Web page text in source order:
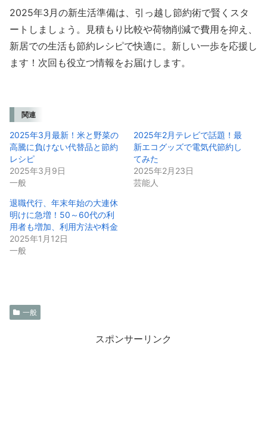
2025年3月の新生活準備は、引っ越し節約術で賢くスタ
ートしましょう。見積もり比較や荷物削減で費用を抑え、
新居での生活も節約レシピで快適に。新しい一歩を応援し
ます！次回も役立つ情報をお届けします。
関連
2025年3月最新！米と野菜の
高騰に負けない代替品と節約
レシピ
2025年3月9日
一般
2025年2月テレビで話題！最
新エコグッズで電気代節約し
てみた
2025年2月23日
芸能人
退職代行、年末年始の大連休
明けに急増！50～60代の利
用者も増加、利用方法や料金
2025年1月12日
一般
一般
スポンサーリンク